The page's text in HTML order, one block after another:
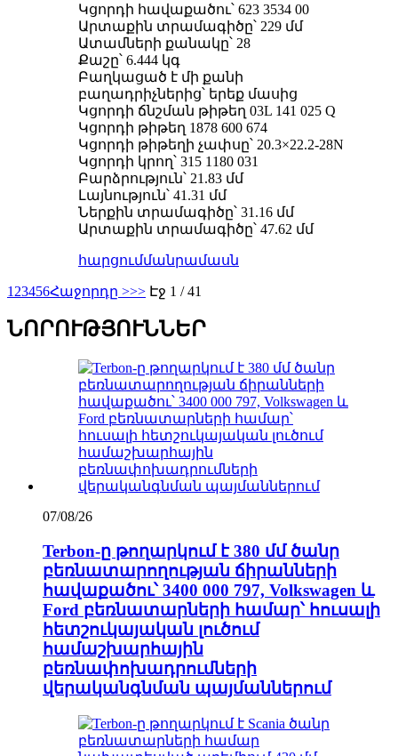
Կցորդի հավաքածու՝ 623 3534 00
Արտաքին տրամագիծը՝ 229 մմ
Ատամների քանակը՝ 28
Քաշը՝ 6.444 կգ
Բաղկացած է մի քանի
բաղադրիչներից՝ երեք մասից
Կցորդի ճնշման թիթեղ 03L 141 025 Q
Կցորդի թիթեղ 1878 600 674
Կցորդի թիթեղի չափսը՝ 20.3×22.2-28N
Կցորդի կրող՝ 315 1180 031
Բարձրություն՝ 21.83 մմ
Լայնություն՝ 41.31 մմ
Ներքին տրամագիծը՝ 31.16 մմ
Արտաքին տրամագիծը՝ 47.62 մմ
հարցումմանրամասն
1 23456Հաջորդը >>> Էջ 1 / 41
ՆՈՐՈՒԹՅՈՒՆՆԵՐ
07/08/26
Terbon-ը թողարկում է 380 մմ ծանր
բեռնատարողության ճիրանների
հավաքածու՝ 3400 000 797, Volkswagen և
Ford բեռնատարների համար՝ հուսալի
հետշուկայական լուծում
համաշխարհային
բեռնափոխադրումների
վերականգնման պայմաններում